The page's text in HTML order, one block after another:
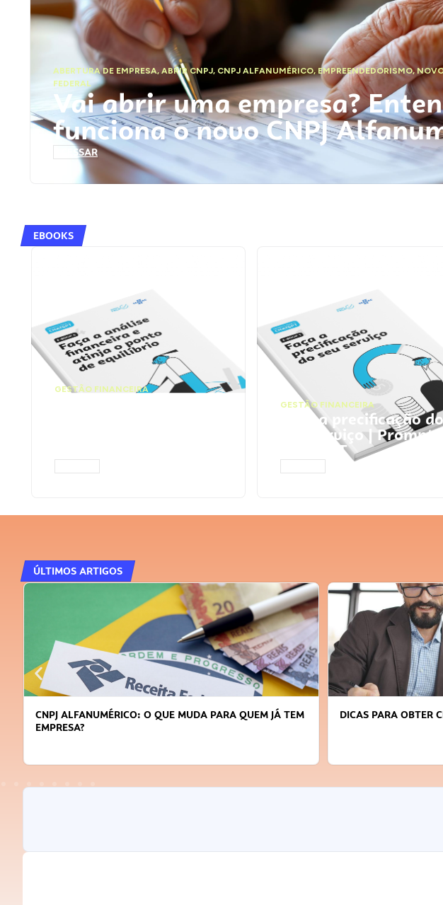
ABERTURA DE EMPRESA,ABRIR CNPJ, CNPJ ALFANUMÉRICO, EMPREENDEDORISMO,
FEDERAL
Vai abrir uma empresa?
funciona o novo CNPJ
ACESSAR
EBOOKS
GESTÃO FINANCEIRA
GESTÃO FINANCEIRA
Faça a precificação do
seu serviço | Prompts
ChatGPT
ÚLTIMOS ARTIGOS
CNPJ ALFANUMÉRICO: O QUE MUDA PARA QUEM JÁ TEM
EMPRESA?
DICAS PARA OBTER